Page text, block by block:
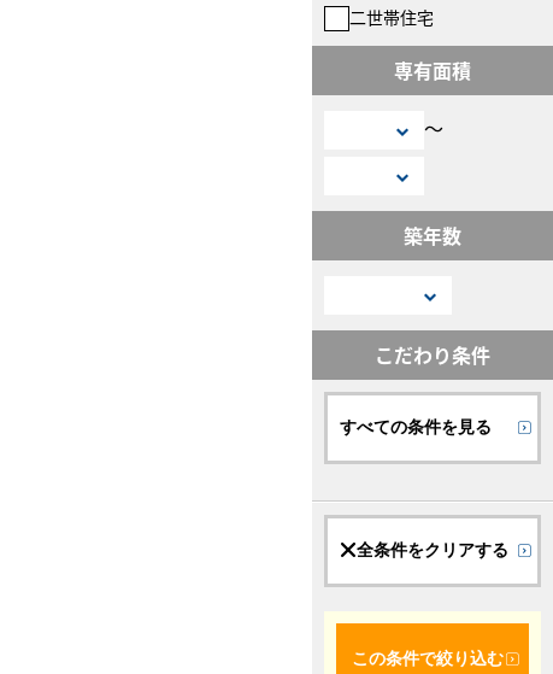
二世帯住宅
専有面積
〜
築年数
こだわり条件
すべての条件を見る
全条件をクリアする
この条件で絞り込む